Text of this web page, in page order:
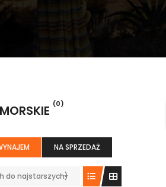
(0)
NA SPRZEDAŻ
do najstarszych)